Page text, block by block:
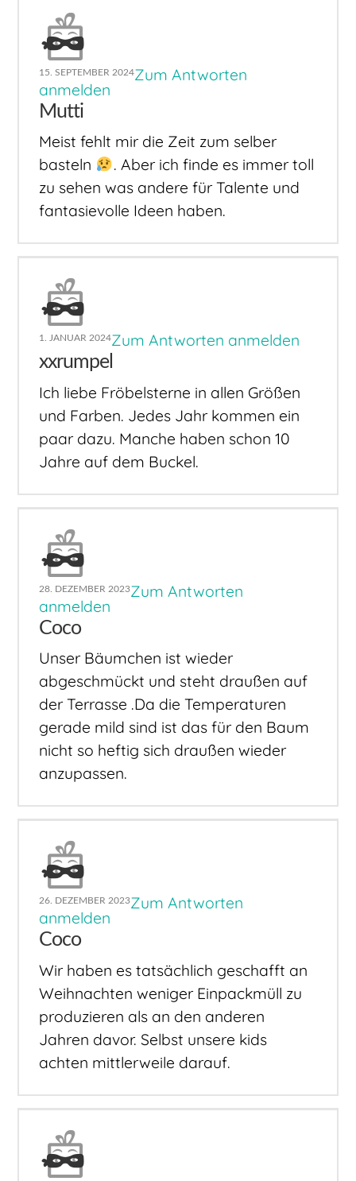
15. SEPTEMBER 2024Zum Antworten
anmelden
Mutti
Meist fehlt mir die Zeit zum selber
basteln
. Aber ich finde es immer toll
zu sehen was andere für Talente und
fantasievolle Ideen haben.
1. JANUAR 2024Zum Antworten anmelden
xxrumpel
Ich liebe Fröbelsterne in allen Größen
und Farben. Jedes Jahr kommen ein
paar dazu. Manche haben schon 10
Jahre auf dem Buckel.
28. DEZEMBER 2023Zum Antworten
anmelden
Coco
Unser Bäumchen ist wieder
abgeschmückt und steht draußen auf
der Terrasse .Da die Temperaturen
gerade mild sind ist das für den Baum
nicht so heftig sich draußen wieder
anzupassen.
26. DEZEMBER 2023Zum Antworten
anmelden
Coco
Wir haben es tatsächlich geschafft an
Weihnachten weniger Einpackmüll zu
produzieren als an den anderen
Jahren davor. Selbst unsere kids
achten mittlerweile darauf.